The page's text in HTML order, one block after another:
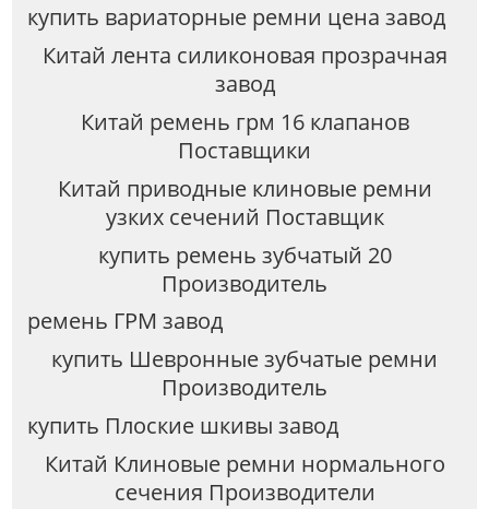
купить вариаторные ремни цена завод
Китай лента силиконовая прозрачная
завод
Китай ремень грм 16 клапанов
Поставщики
Китай приводные клиновые ремни
узких сечений Поставщик
купить ремень зубчатый 20
Производитель
ремень ГРМ завод
купить Шевронные зубчатые ремни
Производитель
купить Плоские шкивы завод
Китай Клиновые ремни нормального
сечения Производители